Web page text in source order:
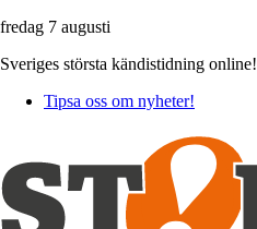
fredag 7 augusti
Sveriges största kändistidning online!
Tipsa oss om nyheter!